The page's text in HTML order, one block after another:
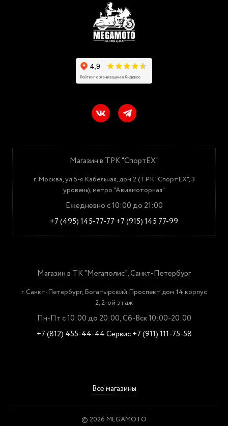
Магазин в ТРК "СпортЕХ"
г. Москва, ул.5-я Кабельная, дом 2 (ТРК "СпортЕХ", 3
уровень), метро "Авиамоторная"
Ежедневно с 10:00 до 21:00
+7 (495) 145-77-77 +7 (915) 145 77-99
Магазин в ТК "Мегаполис", Санкт-Петербург
г. Санкт-Петербург, Богатырский Проспект дом 14 корпус
2, 2-ой этаж
Пн-Пт с 10:00 до 20:00, Сб-Вск 10:00-20:00
+7 (812) 455-44-44Сервис +7 (911) 111-75-58
Все магазины
© 2026 MEGAMOTO